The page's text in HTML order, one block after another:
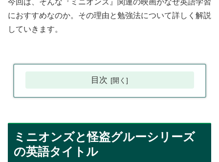
今回は、そんな『ミニオンズ』関連の映画がなぜ英語学習
におすすめなのか。その理由と勉強法について詳しく解説
していきます。
目次
ミニオンズと怪盗グルーシリーズ
の英語タイトル